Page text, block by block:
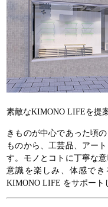
素敵なKIMONO LIFEを提
きものが中心であった頃
ものから、工芸品、アー
す。モノとコトに丁寧な
意識を楽しみ、体感で
KIMONO LIFE をサポート